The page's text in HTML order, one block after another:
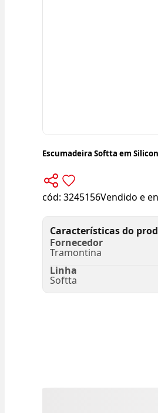
Escumadeira Softta em
cód: 3245156Vendido e
Características do
Fornecedor
Tramontina
Linha
Softta